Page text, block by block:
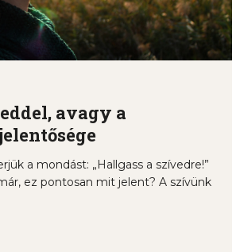
avagy a
a mondást: „Hallgass a szívedre!”
ez pontosan mit jelent? A szívünk